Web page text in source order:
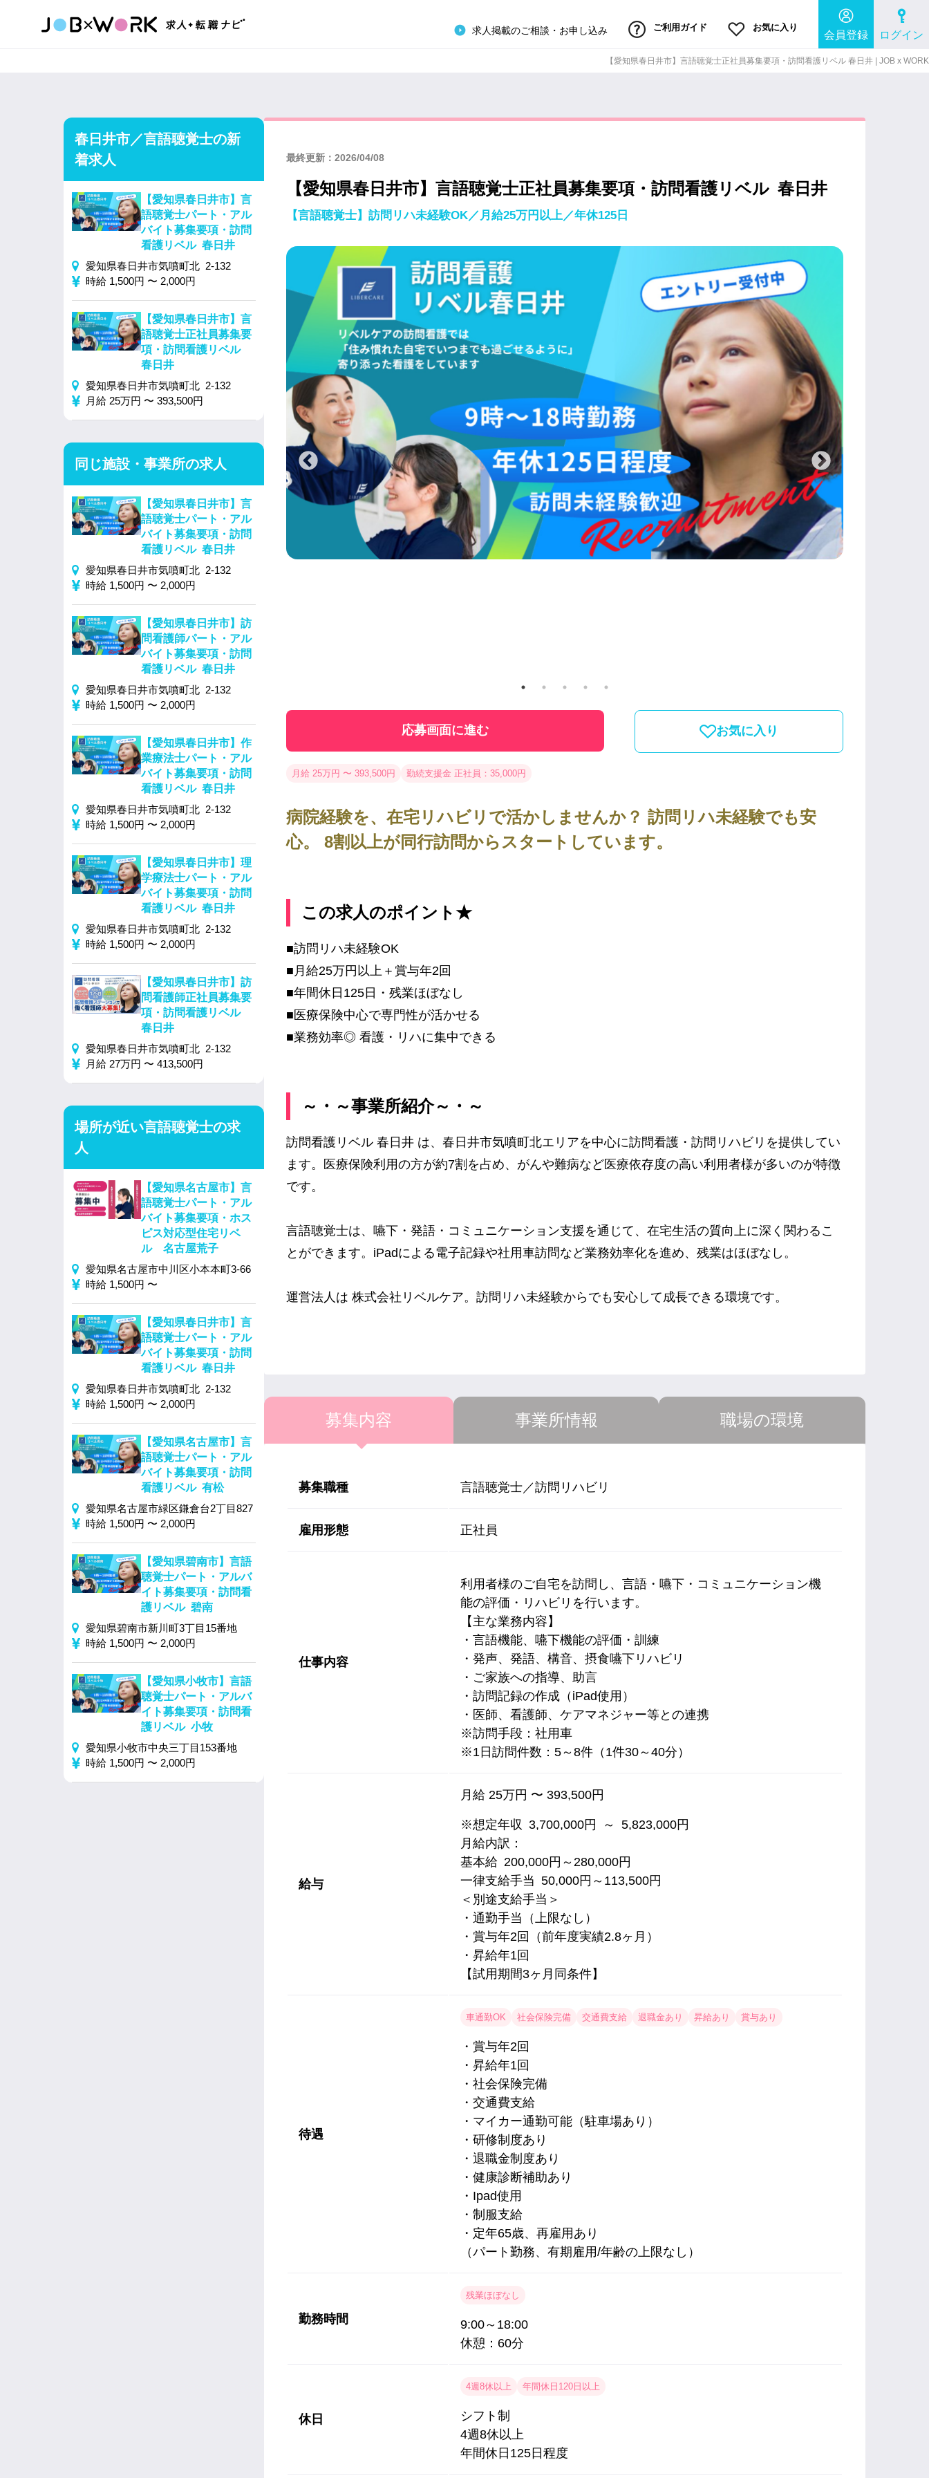
求人掲載のご相談・お申し込み ご利用ガイド お気に入り
会員登録 ログイン
【愛知県春日井市】言語聴覚士正社員募集要項・訪問看護リベル 春日井 | JOB x WORK
最終更新：2026/04/08
【愛知県春日井市】言語聴覚士正社員募集要項・訪問看護リベル 春日井
【言語聴覚士】訪問リハ未経験OK／月給25万円以上／年休125日
応募画面に進む お気に入り
月給 25万円 〜 393,500円 勤続支援金 正社員：35,000円
病院経験を、在宅リハビリで活かしませんか？ 訪問リハ未経験でも安
心。 8割以上が同行訪問からスタートしています。
この求人のポイント★
■訪問リハ未経験OK
■月給25万円以上＋賞与年2回
■年間休日125日・残業ほぼなし
■医療保険中心で専門性が活かせる
■業務効率◎ 看護・リハに集中できる
～・～事業所紹介～・～
訪問看護リベル 春日井 は、春日井市気噴町北エリアを中心に訪問看護・訪問リハビリを提供してい
ます。医療保険利用の方が約7割を占め、がんや難病など医療依存度の高い利用者様が多いのが特徴
です。
言語聴覚士は、嚥下・発語・コミュニケーション支援を通じて、在宅生活の質向上に深く関わるこ
とができます。iPadによる電子記録や社用車訪問など業務効率化を進め、残業はほぼなし。
運営法人は 株式会社リベルケア。訪問リハ未経験からでも安心して成長できる環境です。
募集内容 事業所情報 職場の環境
募集職種 言語聴覚士／訪問リハビリ
雇用形態 正社員
仕事内容
利用者様のご自宅を訪問し、言語・嚥下・コミュニケーション機
能の評価・リハビリを行います。
【主な業務内容】
・言語機能、嚥下機能の評価・訓練
・発声、発語、構音、摂食嚥下リハビリ
・ご家族への指導、助言
・訪問記録の作成（iPad使用）
・医師、看護師、ケアマネジャー等との連携
※訪問手段：社用車
※1日訪問件数：5～8件（1件30～40分）
給与
月給 25万円 〜 393,500円
※想定年収 3,700,000円 ～ 5,823,000円
月給内訳：
基本給 200,000円～280,000円
一律支給手当 50,000円～113,500円
＜別途支給手当＞
・通勤手当（上限なし）
・賞与年2回（前年度実績2.8ヶ月）
・昇給年1回
【試用期間3ヶ月同条件】
待遇
車通勤OK 社会保険完備 交通費支給 退職金あり 昇給あり 賞与あり
・賞与年2回
・昇給年1回
・社会保険完備
・交通費支給
・マイカー通勤可能（駐車場あり）
・研修制度あり
・退職金制度あり
・健康診断補助あり
・Ipad使用
・制服支給
・定年65歳、再雇用あり
（パート勤務、有期雇用/年齢の上限なし）
勤務時間
残業ほぼなし
9:00～18:00
休憩：60分
休日
4週8休以上 年間休日120日以上
シフト制
4週8休以上
年間休日125日程度
春日井市／言語聴覚士の新
着求人
【愛知県春日井市】言
語聴覚士パート・アル
バイト募集要項・訪問
看護リベル 春日井
愛知県春日井市気噴町北 2-132
時給 1,500円 〜 2,000円
【愛知県春日井市】言
語聴覚士正社員募集要
項・訪問看護リベル
春日井
愛知県春日井市気噴町北 2-132
月給 25万円 〜 393,500円
同じ施設・事業所の求人
【愛知県春日井市】言
語聴覚士パート・アル
バイト募集要項・訪問
看護リベル 春日井
愛知県春日井市気噴町北 2-132
時給 1,500円 〜 2,000円
【愛知県春日井市】訪
問看護師パート・アル
バイト募集要項・訪問
看護リベル 春日井
愛知県春日井市気噴町北 2-132
時給 1,500円 〜 2,000円
【愛知県春日井市】作
業療法士パート・アル
バイト募集要項・訪問
看護リベル 春日井
愛知県春日井市気噴町北 2-132
時給 1,500円 〜 2,000円
【愛知県春日井市】理
学療法士パート・アル
バイト募集要項・訪問
看護リベル 春日井
愛知県春日井市気噴町北 2-132
時給 1,500円 〜 2,000円
【愛知県春日井市】訪
問看護師正社員募集要
項・訪問看護リベル
春日井
愛知県春日井市気噴町北 2-132
月給 27万円 〜 413,500円
場所が近い言語聴覚士の求
人
【愛知県名古屋市】言
語聴覚士パート・アル
バイト募集要項・ホス
ピス対応型住宅リベ
ル 名古屋荒子
愛知県名古屋市中川区小本本町3-66
時給 1,500円 〜
【愛知県春日井市】言
語聴覚士パート・アル
バイト募集要項・訪問
看護リベル 春日井
愛知県春日井市気噴町北 2-132
時給 1,500円 〜 2,000円
【愛知県名古屋市】言
語聴覚士パート・アル
バイト募集要項・訪問
看護リベル 有松
愛知県名古屋市緑区鎌倉台2丁目827
時給 1,500円 〜 2,000円
【愛知県碧南市】言語
聴覚士パート・アルバ
イト募集要項・訪問看
護リベル 碧南
愛知県碧南市新川町3丁目15番地
時給 1,500円 〜 2,000円
【愛知県小牧市】言語
聴覚士パート・アルバ
イト募集要項・訪問看
護リベル 小牧
愛知県小牧市中央三丁目153番地
時給 1,500円 〜 2,000円